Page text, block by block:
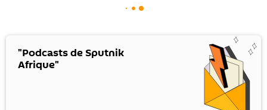
"Podcasts de Sputnik
Afrique"